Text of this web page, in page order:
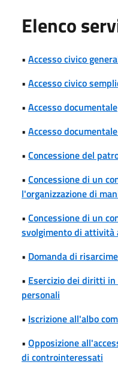
Elenco
• Accesso civico
• Accesso civico
• Accesso documentale
• Accesso
• Concessione del
• Concessione di un
l'organizzazione di
• Concessione di un
svolgimento di attività
• Domanda di
• Esercizio dei diritti
personali
• Iscrizione all'albo
• Opposizione
di controinteressati